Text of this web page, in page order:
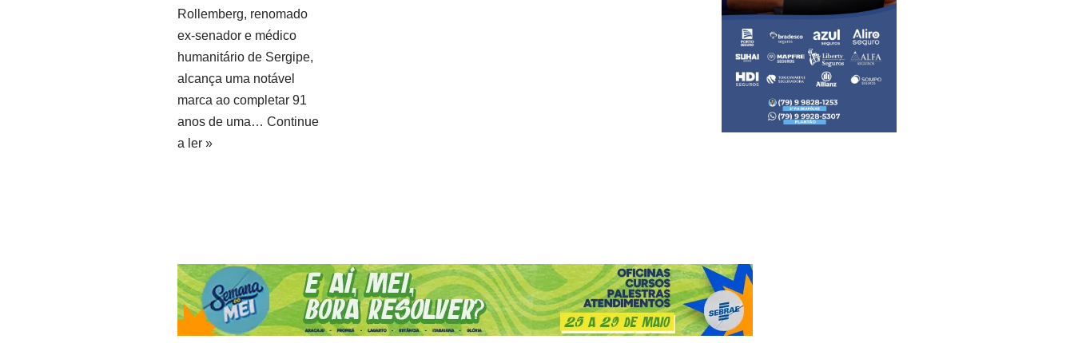
Rollemberg, renomado
ex-senador e médico
humanitário de Sergipe,
alcança uma notável
marca ao completar 91
anos de uma… Continue
a ler »